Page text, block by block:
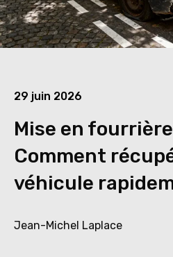
29 juin 2026
Mise en fourrière
Comment
véhicule
Jean-Michel Laplace